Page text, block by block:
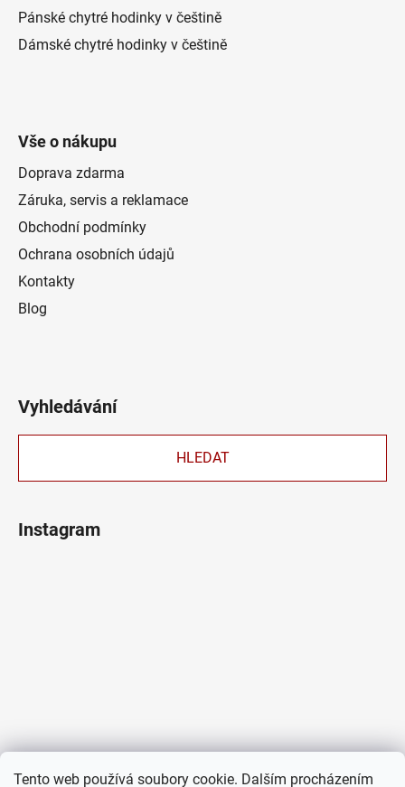
Tento web používá soubory cookie. Dalším procházením
Pánské chytré hodinky v češtině
Dámské chytré hodinky v češtině
Vše o nákupu
Doprava zdarma
Záruka, servis a reklamace
Obchodní podmínky
Ochrana osobních údajů
Kontakty
Blog
Vyhledávání
HLEDAT
Instagram